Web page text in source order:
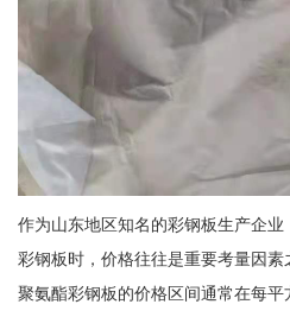
作为山东地区知名的彩钢板生产企
彩钢板时，价格往往是重要考量因素
聚氨酯彩钢板的价格区间通常在每平